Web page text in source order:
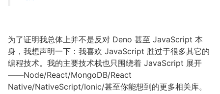
为了证明我总体上并不是反对 Deno 甚至 JavaScript 本
身，我想声明一下：我喜欢 JavaScript 胜过于很多其它的
编程技术。我的主要技术栈也只围绕着 JavaScript 展开
——Node/React/MongoDB/React
Native/NativeScript/Ionic/甚至你能想到的更多相关库。